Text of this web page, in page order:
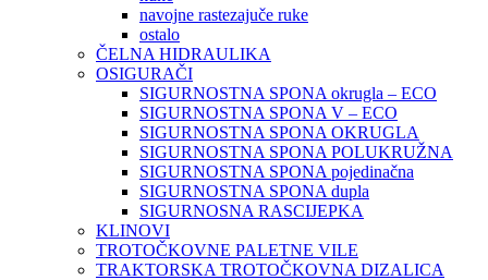
navojne rastezajuče ruke
ostalo
ČELNA HIDRAULIKA
OSIGURAČI
SIGURNOSTNA SPONA okrugla – ECO
SIGURNOSTNA SPONA V – ECO
SIGURNOSTNA SPONA OKRUGLA
SIGURNOSTNA SPONA POLUKRUŽNA
SIGURNOSTNA SPONA pojedinačna
SIGURNOSTNA SPONA dupla
SIGURNOSNA RASCIJEPKA
KLINOVI
TROTOČKOVNE PALETNE VILE
TRAKTORSKA TROTOČKOVNA DIZALICA